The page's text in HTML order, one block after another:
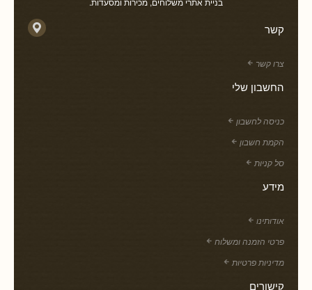
קשר
צרו קשר
החשבון שלי
כניסה לחשבון
הקמת חשבון
סל קניות
מידע
אודותינו
פרטי הזמנה ומשלוח
מדיניות פרטיות
קישורים